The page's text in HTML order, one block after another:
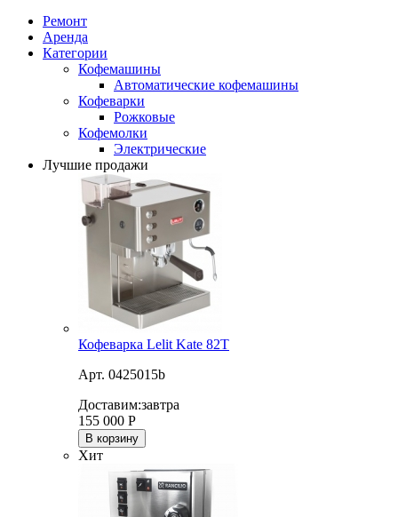
Ремонт
Аренда
Категории
Кофемашины
Автоматические кофемашины
Кофеварки
Рожковые
Кофемолки
Электрические
Лучшие продажи
Кофеварка Lelit Kate 82T
Арт. 0425015b
Доставим:завтра
155 000 Р
В корзину
Хит